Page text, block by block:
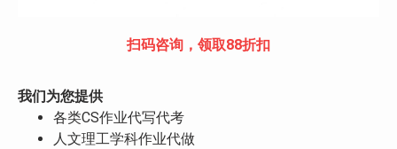
扫码咨询，领取88折扣
我们为您提供
各类CS作业代写代考
人文理工学科作业代做